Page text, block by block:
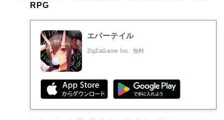
RPG
エバーテイル
ZigZaGame Inc. 無料